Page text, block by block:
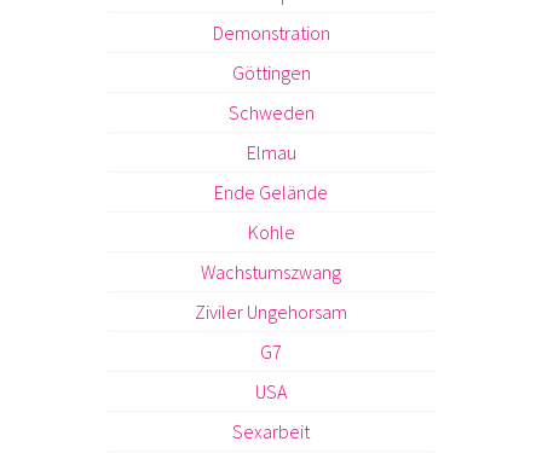
Demonstration
Göttingen
Schweden
Elmau
Ende Gelände
Kohle
Wachstumszwang
Ziviler Ungehorsam
G7
USA
Sexarbeit